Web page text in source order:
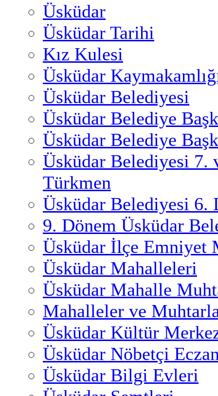
Üsküdar
Üsküdar Tarihi
Kız Kulesi
Üsküdar
Üsküdar Belediyesi
Üsküdar Belediye
Üsküdar Belediye
Üsküdar Belediyesi 7.
Türkmen
Üsküdar Belediyesi 6.
9. Dönem Üsküdar
Üsküdar İlçe Emniyet
Üsküdar Mahalleleri
Üsküdar Mahalle
Mahalleler ve
Üsküdar Kültür
Üsküdar Nöbetçi
Üsküdar Bilgi Evleri